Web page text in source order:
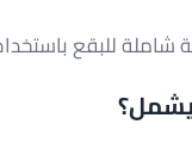
شاملة للبقع
يشمل؟